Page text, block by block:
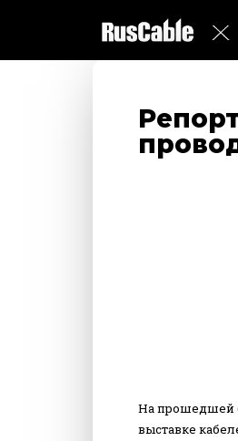
На прошедшей
выставке